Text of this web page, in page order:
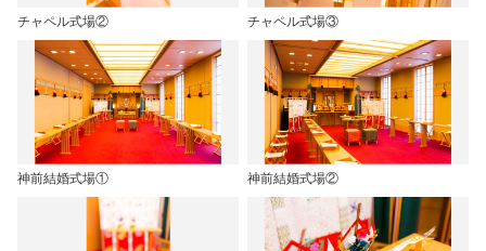
チャペル式場② チャペル式場③
神前結婚式場① 神前結婚式場②